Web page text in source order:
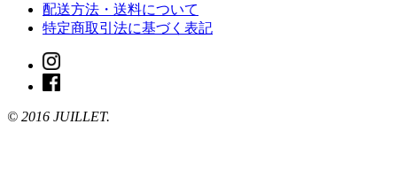
配送方法・送料について
特定商取引法に基づく表記
© 2016 JUILLET.